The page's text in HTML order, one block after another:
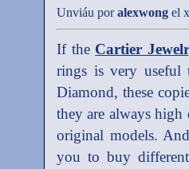
Unviáu poralexwong el
If the Cartier
rings is very useful
Diamond, these
they are always
original models.
you to buy different